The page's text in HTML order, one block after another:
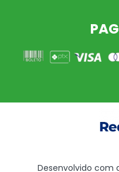
Desenvolvido com